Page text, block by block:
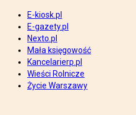
E-kiosk.pl
E-gazety.pl
Nexto.pl
Mała księgowość
Kancelarierp.pl
Wieści Rolnicze
Życie Warszawy